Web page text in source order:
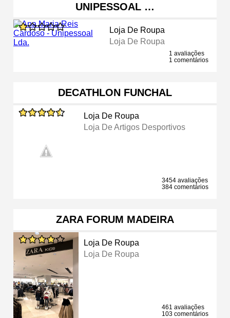
UNIPESSOAL …
Loja De Roupa
Loja De Roupa
1 avaliações
1 comentários
DECATHLON FUNCHAL
Loja De Roupa
Loja De Artigos Desportivos
3454 avaliações
384 comentários
ZARA FORUM MADEIRA
Loja De Roupa
Loja De Roupa
461 avaliações
103 comentários